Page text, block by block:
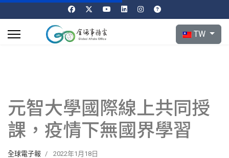
選擇你的語言
TW
元智大學國際線上共同授
課，疫情下無國界學習
全球電子報 2022年1月18日